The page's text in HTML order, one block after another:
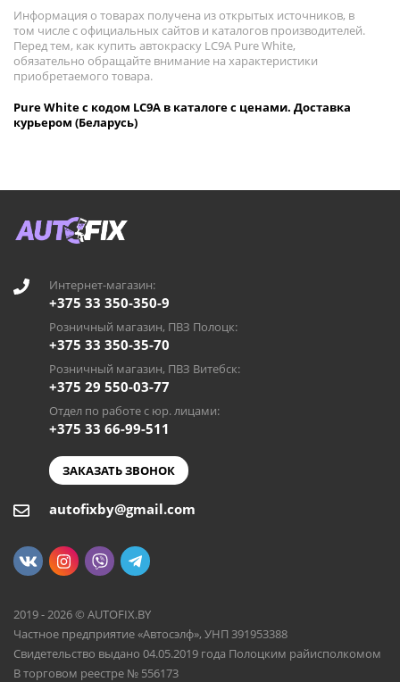
Информация о товарах получена из открытых источников, в
том числе с официальных сайтов и каталогов производителей.
Перед тем, как купить автокраску LC9A Pure White,
обязательно обращайте внимание на характеристики
приобретаемого товара.
Pure White с кодом LC9A в каталоге с ценами. Доставка
курьером (Беларусь)
Интернет-магазин:
+375 33 350-350-9
Розничный магазин, ПВЗ Полоцк:
+375 33 350-35-70
Розничный магазин, ПВЗ Витебск:
+375 29 550-03-77
Отдел по работе с юр. лицами:
+375 33 66-99-511
ЗАКАЗАТЬ ЗВОНОК
autofixby@gmail.com
2019 - 2026 © AUTOFIX.BY
Частное предприятие «Автосэлф», УНП 391953388
Свидетельство выдано 04.05.2019 года Полоцким райисполкомом
В торговом реестре № 556173